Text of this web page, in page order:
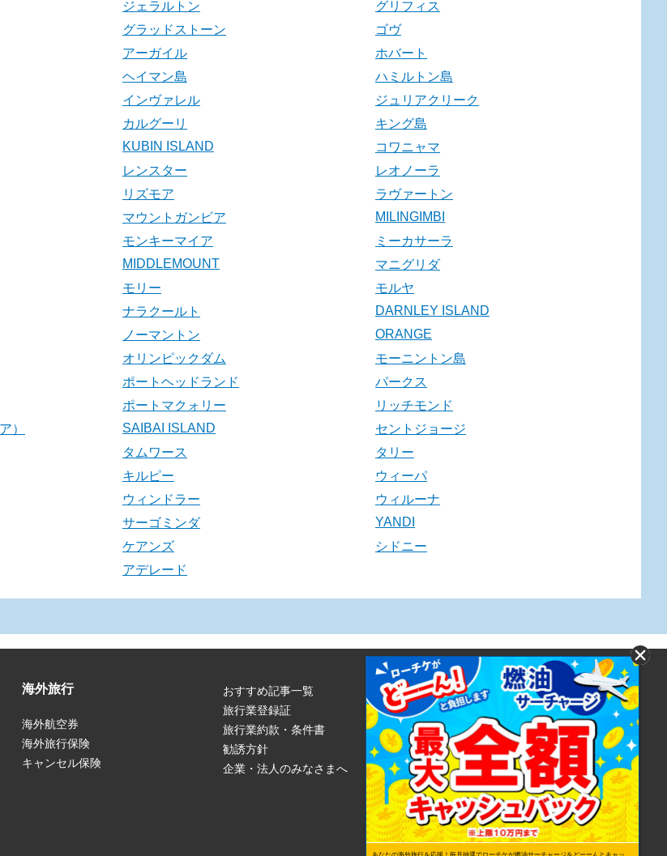
ジェラルトン
グリフィス
グラッドストーン
ゴヴ
アーガイル
ホバート
ヘイマン島
ハミルトン島
インヴァレル
ジュリアクリーク
カルグーリ
キング島
KUBIN ISLAND
コワニャマ
レンスター
レオノーラ
リズモア
ラヴァートン
マウントガンビア
MILINGIMBI
モンキーマイア
ミーカサーラ
MIDDLEMOUNT
マニグリダ
モリー
モルヤ
ナラクールト
DARNLEY ISLAND
ノーマントン
ORANGE
オリンピックダム
モーニントン島
ポートヘッドランド
パークス
ポートマクォリー
リッチモンド
） SAIBAI ISLAND
セントジョージ
タムワース
タリー
キルピー
ウィーパ
ウィンドラー
ウィルーナ
サーゴミンダ
YANDI
ケアンズ
シドニー
アデレード
海外旅行
海外航空券
海外旅行保険
キャンセル保険
おすすめ記事一覧
旅行業登録証
旅行業約款・条件書
勧誘方針
企業・法人のみなさまへ
株式会社ローソンエンタテインメント
利用規約
ローソンWEB会員規約
個人情報の取り扱いについて
個人情報保護方針